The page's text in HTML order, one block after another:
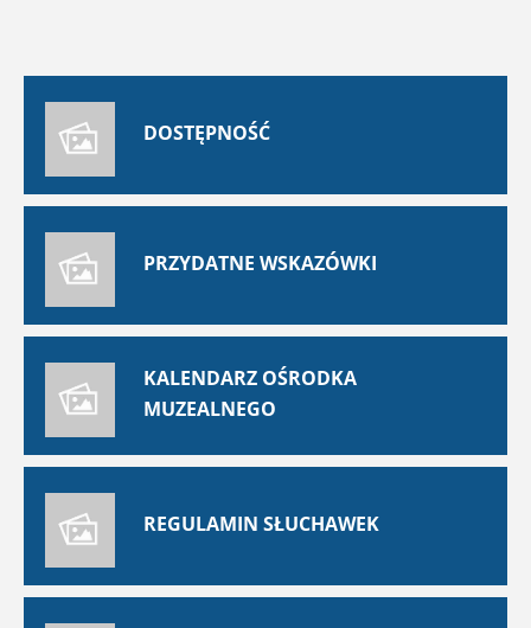
DOSTĘPNOŚĆ
PRZYDATNE WSKAZÓWKI
KALENDARZ OŚRODKA
MUZEALNEGO
REGULAMIN SŁUCHAWEK